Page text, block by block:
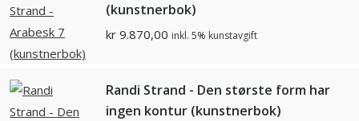
(kunstnerbok)
kr 9.870,00 inkl. 5% kunstavgift
Randi Strand - Den største form har
ingen kontur (kunstnerbok)